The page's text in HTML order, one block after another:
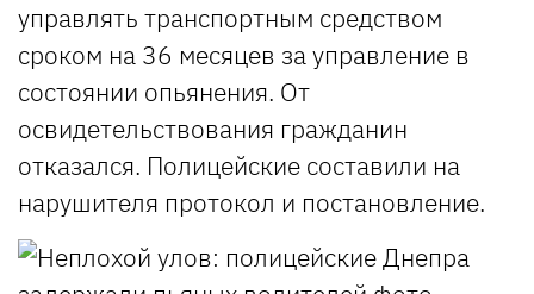
управлять транспортным средством
сроком на 36 месяцев за управление в
состоянии опьянения. От
освидетельствования гражданин
отказался. Полицейские составили на
нарушителя протокол и постановление.